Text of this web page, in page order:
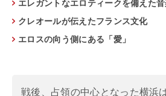
エレガントなエロティークを備えた
クレオールが伝えたフランス文化
エロスの向う側にある「愛」
戦後、占領の中心となった横浜